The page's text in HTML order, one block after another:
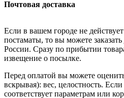
Почтовая доставка
Если в вашем городе не
постаматы, то вы можете заказать
России. Сразу по прибытии
извещение о посылке.
Перед оплатой вы можете
вскрывая): вес, целостность.
соответствует параметрам или